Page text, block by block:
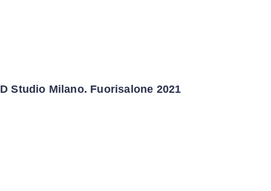
D Studio Milano. Fuorisalone 2021